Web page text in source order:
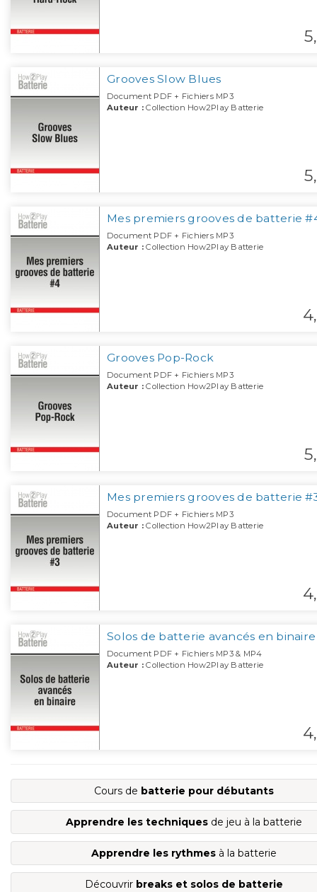
5,
Grooves Slow Blues
Document PDF + Fichiers MP3
Auteur : Collection How2Play Batterie
5,
Mes premiers grooves de batterie
Document PDF + Fichiers MP3
Auteur : Collection How2Play Batterie
4,
Grooves Pop-Rock
Document PDF + Fichiers MP3
Auteur : Collection How2Play Batterie
5,
Mes premiers grooves de batterie
Document PDF + Fichiers MP3
Auteur : Collection How2Play Batterie
4,
Solos de batterie avancés en binaire
Document PDF + Fichiers MP3 & MP4
Auteur : Collection How2Play Batterie
4,
Cours de batterie pour débutants
Apprendre les techniques de jeu à la batterie
Apprendre les rythmes à la batterie
Découvrir breaks et solos de batterie